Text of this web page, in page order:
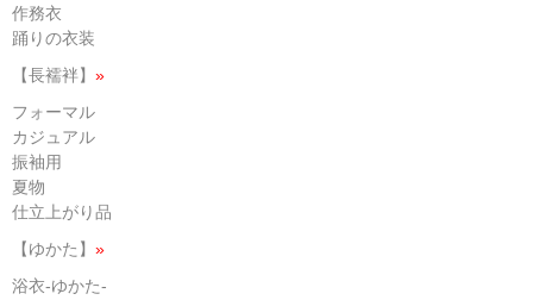
作務衣
踊りの衣装
【長襦袢】 »
フォーマル
カジュアル
振袖用
夏物
仕立上がり品
【ゆかた】 »
浴衣-ゆかた-